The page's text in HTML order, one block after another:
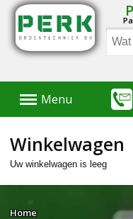
MenuMenu
Winkelwagen
Uw winkelwagen is leeg
Home